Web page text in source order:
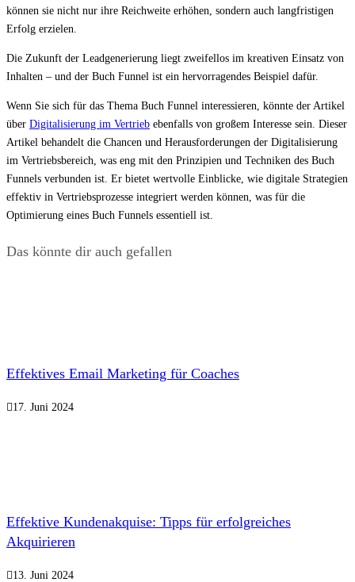
können sie nicht nur ihre Reichweite erhöhen, sondern auch langfristigen
Erfolg erzielen.
Die Zukunft der Leadgenerierung liegt zweifellos im kreativen Einsatz von
Inhalten – und der Buch Funnel ist ein hervorragendes Beispiel dafür.
Wenn Sie sich für das Thema Buch Funnel interessieren, könnte der Artikel
über Digitalisierung im Vertrieb ebenfalls von großem Interesse sein. Dieser
Artikel behandelt die Chancen und Herausforderungen der Digitalisierung
im Vertriebsbereich, was eng mit den Prinzipien und Techniken des Buch
Funnels verbunden ist. Er bietet wertvolle Einblicke, wie digitale Strategien
effektiv in Vertriebsprozesse integriert werden können, was für die
Optimierung eines Buch Funnels essentiell ist.
Das könnte dir auch gefallen
Effektives Email Marketing für Coaches
17. Juni 2024
Effektive Kundenakquise: Tipps für erfolgreiches
Akquirieren
13. Juni 2024